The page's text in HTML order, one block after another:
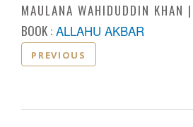
MAULANA WAHIDUDDIN KHAN
BOOK : ALLAHU AKBAR
PREVIOUS